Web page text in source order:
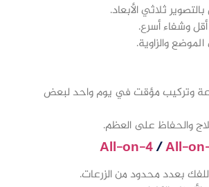
ثلاثي الأبعاد.
وشفاء أسرع.
والزاوية.
وتركيب مؤقت في يوم واحد لبعض
والحفاظ على العظم.
All-on-4/All-
بعدد محدود من الزرعات.